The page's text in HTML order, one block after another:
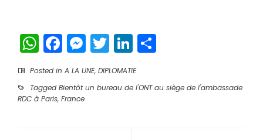
WhatsApp
Facebook
Messenger
TwitterLinkedIn
Posted in A LA UNE, DIPLOMATIE
Tagged Bientôt un bureau de l'ONT au siège de l'ambassade
RDC à Paris, France